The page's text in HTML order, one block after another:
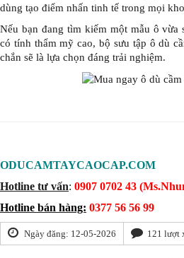
dùng tạo điểm nhấn tinh tế trong mọi
Nếu bạn đang tìm kiếm một mẫu ô vừa
có tính thẩm mỹ cao, bộ sưu tập ô dù
chắn sẽ là lựa chọn đáng trải nghiệm.
ODUCAMTAYCAOCAP.COM
Hotline tư vấn: 0907 0702 43
Hotline bán hàng: 0377 56 56 99
Ngày đăng: 12-05-2026 121 lượt